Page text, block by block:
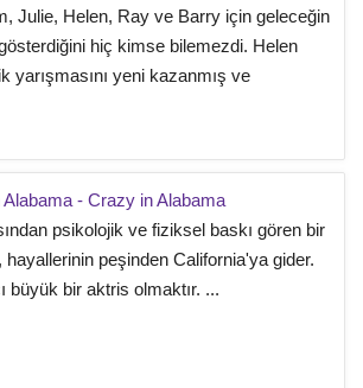
Julie, Helen, Ray ve Barry için geleceğin
hiç kimse bilemezdi. Helen
yarışmasını yeni kazanmış ve
Alabama - Crazy in Alabama
psikolojik ve fiziksel baskı gören bir
hayallerinin peşinden California'ya gider.
büyük bir aktris olmaktır. ...